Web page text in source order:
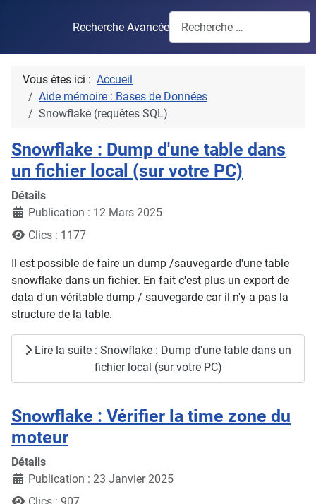
Recherche Avancée
Vous êtes ici : Accueil
Aide mémoire : Bases de Données
Snowflake (requêtes SQL)
Snowflake : Dump d'une table dans
un fichier local (sur votre PC)
Détails
Publication : 12 Mars 2025
Clics : 1177
Il est possible de faire un dump /sauvegarde d'une table
snowflake dans un fichier. En fait c'est plus un export de
data d'un véritable dump / sauvegarde car il n'y a pas la
structure de la table.
Lire la suite : Snowflake : Dump d'une table dans un
fichier local (sur votre PC)
Snowflake : Vérifier la time zone du
moteur
Détails
Publication : 23 Janvier 2025